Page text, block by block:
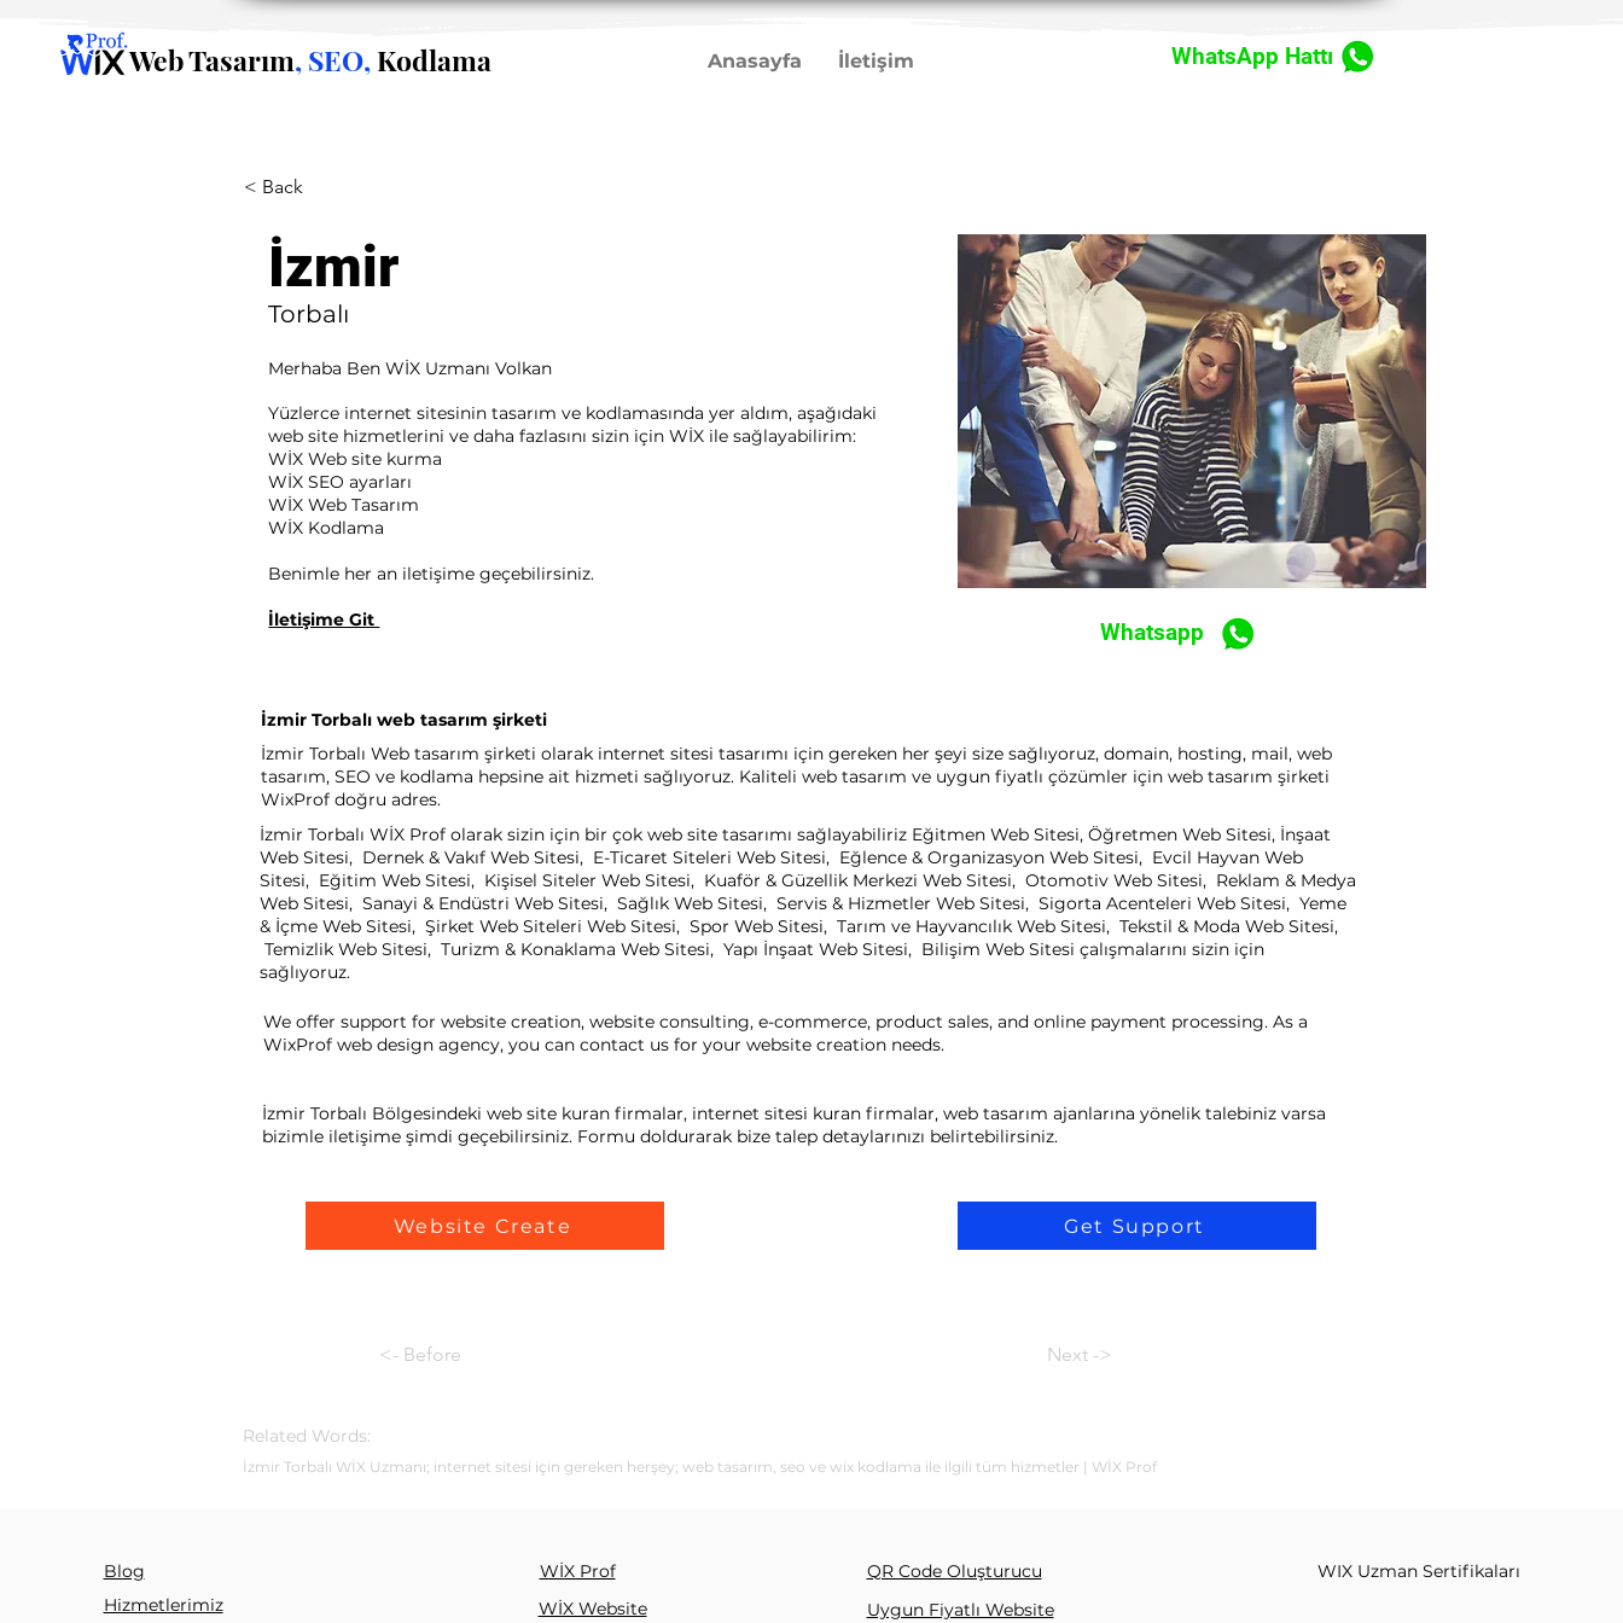
Web Tasarım, SEO,Kodlama Anasayfa İletişim WhatsApp Hattı
< Back
İzmir
Torbalı
Merhaba Ben WİX Uzmanı Volkan
Yüzlerce internet sitesinin tasarım ve kodlamasında yer aldım, aşağıdaki
web site hizmetlerini ve daha fazlasını sizin için WİX ile sağlayabilirim:​ ​
WİX Web site kurma
WİX SEO ayarları
WİX Web Tasarım
WİX Kodlama ​
Benimle her an iletişime geçebilirsiniz.
İletişime Git Whatsapp
İzmir Torbalı web tasarım şirketi
İzmir Torbalı Web tasarım şirketi olarak internet sitesi tasarımı için gereken her şeyi size sağlıyoruz, domain, hosting, mail, web
tasarım, SEO ve kodlama hepsine ait hizmeti sağlıyoruz. Kaliteli web tasarım ve uygun fiyatlı çözümler için web tasarım şirketi
WixProf doğru adres.
İzmir Torbalı WİX Prof olarak sizin için bir çok web site tasarımı sağlayabiliriz Eğitmen Web Sitesi, Öğretmen Web Sitesi, İnşaat
Web Sitesi, Dernek & Vakıf Web Sitesi, E-Ticaret Siteleri Web Sitesi, Eğlence & Organizasyon Web Sitesi, Evcil Hayvan Web
Sitesi, Eğitim Web Sitesi, Kişisel Siteler Web Sitesi, Kuaför & Güzellik Merkezi Web Sitesi, Otomotiv Web Sitesi, Reklam & Medya
Web Sitesi, Sanayi & Endüstri Web Sitesi, Sağlık Web Sitesi, Servis & Hizmetler Web Sitesi, Sigorta Acenteleri Web Sitesi, Yeme
& İçme Web Sitesi, Şirket Web Siteleri Web Sitesi, Spor Web Sitesi, Tarım ve Hayvancılık Web Sitesi, Tekstil & Moda Web Sitesi,
Temizlik Web Sitesi, Turizm & Konaklama Web Sitesi, Yapı İnşaat Web Sitesi, Bilişim Web Sitesi çalışmalarını sizin için
sağlıyoruz.
We offer support for website creation, website consulting, e-commerce, product sales, and online payment processing. As a
WixProf web design agency, you can contact us for your website creation needs.
İzmir Torbalı Bölgesindeki web site kuran firmalar, internet sitesi kuran firmalar, web tasarım ajanlarına yönelik talebiniz varsa
bizimle iletişime şimdi geçebilirsiniz. Formu doldurarak bize talep detaylarınızı belirtebilirsiniz.
Website Create Get Support
<- Before Next ->
Related Words:
İzmir Torbalı WİX Uzmanı; internet sitesi için gereken herşey; web tasarım, seo ve wix kodlama ile ilgili tüm hizmetler | WİX Prof
Blog
Hizmetlerimiz
WİX Prof
WİX Website
QR Code Oluşturucu
Uygun Fiyatlı Website
WIX Uzman Sertifikaları